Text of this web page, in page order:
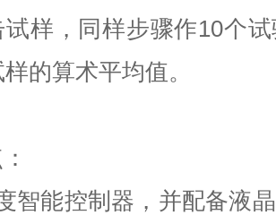
样，同样步骤作10个
的算术平均值。
智能控制器，并配备液